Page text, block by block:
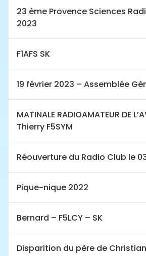
23 ème Provence Sciences
2023
F1AFS SK
19 février 2023 – Assemblée
MATINALE RADIOAMATEUR DE
Thierry F5SYM
Réouverture du Radio Club le
Pique-nique 2022
Bernard – F5LCY – SK
Disparition du père de Christian